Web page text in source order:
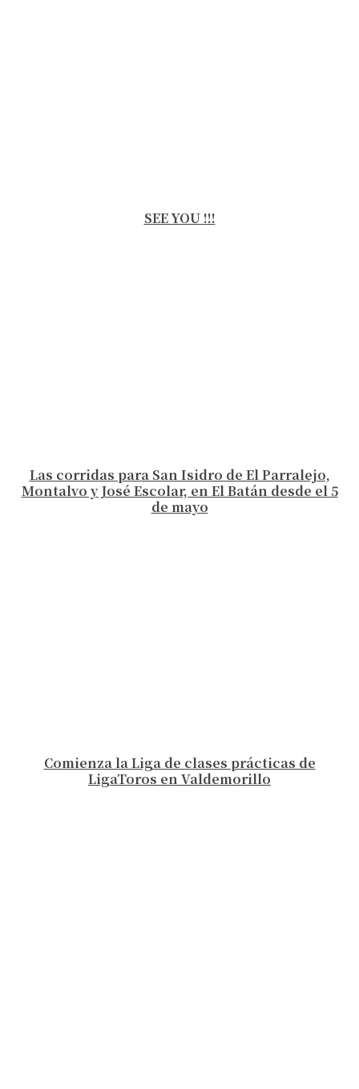
SEE YOU !!!
Las corridas para San Isidro de El Parralejo,
Montalvo y José Escolar, en El Batán desde el 5
de mayo
Comienza la Liga de clases prácticas de
LigaToros en Valdemorillo